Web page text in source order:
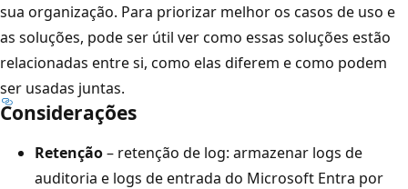
sua organização. Para priorizar melhor os casos de uso e
as soluções, pode ser útil ver como essas soluções estão
relacionadas entre si, como elas diferem e como podem
ser usadas juntas.
Considerações
Retenção– retenção de log: armazenar logs de
auditoria e logs de entrada do Microsoft Entra por